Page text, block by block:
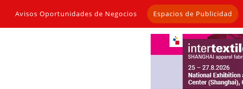
Avisos Oportunidades de Negocios Espacios de Publicidad